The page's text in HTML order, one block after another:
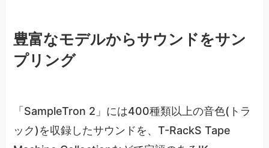
豊富なモデルからサウンドをサン
プリング
「SampleTron 2」には400種類以上の音色(トラ
ック)を収録したサウンドを、T-RackS Tape